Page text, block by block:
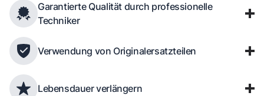
Garantierte Qualität durch professionelle
Techniker
Verwendung von Originalersatzteilen
Lebensdauer verlängern